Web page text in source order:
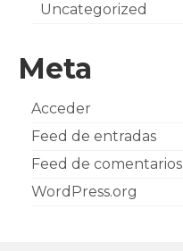
Uncategorized
Meta
Acceder
Feed de entradas
Feed de comentarios
WordPress.org